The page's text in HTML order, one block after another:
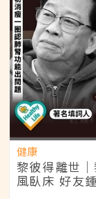
健康
黎彼得離世
風臥床 好友